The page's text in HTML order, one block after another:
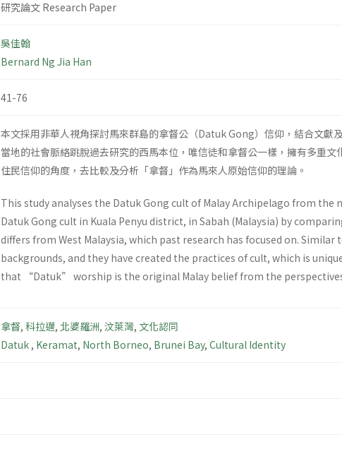
研究論文 Research Paper
吳佳翰
Bernard Ng Jia Han
41-76
本文採用非華人視角探討馬來群島的拿督公（Datuk Gong）信仰，結合文獻
當地的社會脈絡跳脫過去研究的西馬本位，唯信徒和拿督公一樣，擁有多重
住民信仰的角度，去比較及分析「拿督」作為馬來人原始信仰的理論。
This study analyses the Datuk Gong cult of Malay Archipelago from
Datuk Gong cult in Kuala Penyu district, in Sabah (Malaysia) by
differs from West Malaysia, which past research has focused on.
backgrounds, and they have created the practices of cult, which is
that “Datuk” worship is the original Malay belief from the
拿督, 科拉邁, 北婆羅洲, 汶萊灣, 文化認同
Datuk , Keramat, North Borneo, Brunei Bay, Cultural Identity